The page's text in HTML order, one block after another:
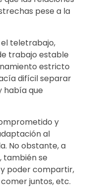
pese a la
teletrabajo,
trabajo estable
estricto
difícil separar
había que
y
al
No obstante, a
también se
poder compartir,
juntos, etc.